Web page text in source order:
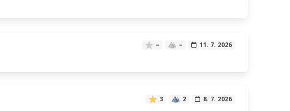
– – 11. 7. 2026
3 2 8. 7. 2026